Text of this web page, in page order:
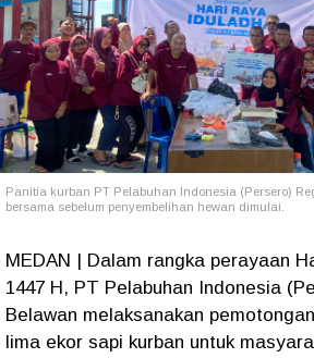
Panitia kurban PT Pelabuhan Indonesia (Persero)
bersama sebelum penyembelihan hewan dimulai.
MEDAN | Dalam rangka perayaan
1447 H, PT Pelabuhan Indonesia
Belawan melaksanakan
lima ekor sapi kurban untuk